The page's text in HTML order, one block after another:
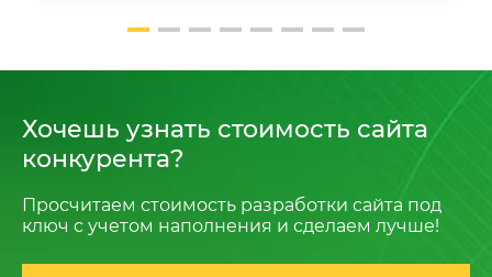
Хочешь узнать стоимость сайта
конкурента?
Просчитаем стоимость разработки сайта под
ключ с учетом наполнения и сделаем лучше!